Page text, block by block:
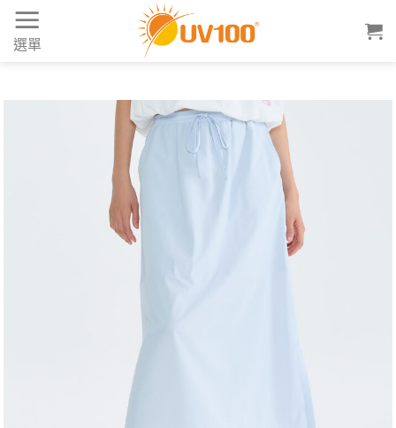
Skip
content
選單